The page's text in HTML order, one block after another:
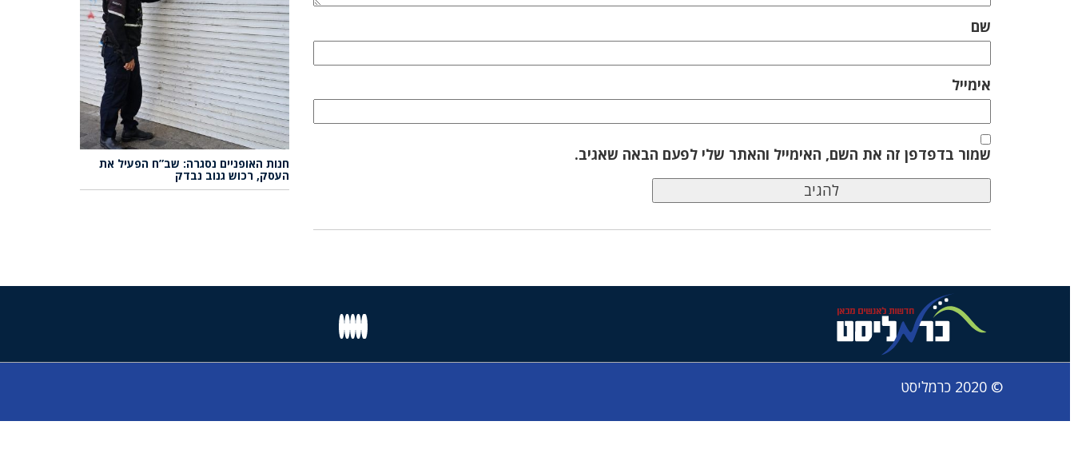
שם
אימייל
שמור בדפדפן זה את השם, האימייל והאתר שלי לפעם הבאה שאגיב. חנות האופניים נסגרה: שב”ח הפעיל את
העסק, רכוש גנוב נבדק
© 2020 כרמליסט